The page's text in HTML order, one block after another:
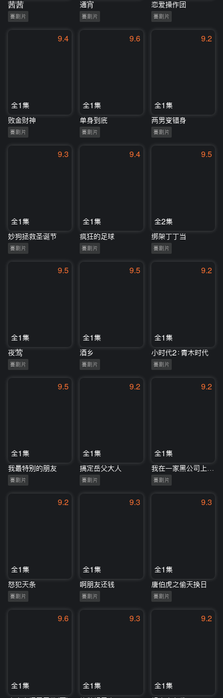
茜茜
喜剧片
通宵
喜剧片
恋爱操作团
喜剧片
9.4
全1集
败金财神
喜剧片
9.6
全1集
单身到底
喜剧片
9.2
全1集
两男变错身
喜剧片
9.3
全1集
妙狗拯救圣诞节
喜剧片
9.4
全1集
疯狂的足球
喜剧片
9.5
全2集
绑架丁丁当
喜剧片
9.5
全1集
夜莺
喜剧片
9.5
全1集
酒乡
喜剧片
9.2
全1集
小时代2：青木时代
喜剧片
9.5
全1集
我最特别的朋友
喜剧片
9.2
全1集
搞定岳父大人
喜剧片
9.2
全1集
我在一家黑公司上班，已经快撑不下去了
喜剧片
9.2
全1集
怒犯天条
喜剧片
9.3
全1集
啊朋友还钱
喜剧片
9.3
全1集
唐伯虎之偷天换日
喜剧片
9.6
全1集
9.3
全1集
9.2
全1集